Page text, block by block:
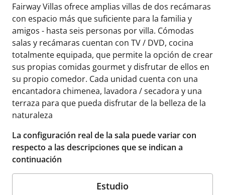
Fairway Villas ofrece amplias villas de dos recámaras
con espacio más que suficiente para la familia y
amigos - hasta seis personas por villa. Cómodas
salas y recámaras cuentan con TV / DVD, cocina
totalmente equipada, que permite la opción de crear
sus propias comidas gourmet y disfrutar de ellos en
su propio comedor. Cada unidad cuenta con una
encantadora chimenea, lavadora / secadora y una
terraza para que pueda disfrutar de la belleza de la
naturaleza
La configuración real de la sala puede variar con
respecto a las descripciones que se indican a
continuación
Estudio